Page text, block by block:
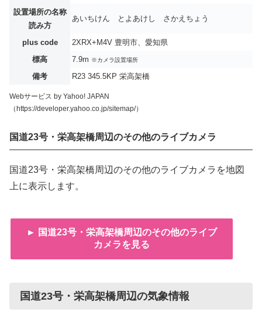
設置場所の名称
読み方
あいちけん とよあけし さかえちょう
plus code
2XRX+M4V 豊明市、愛知県
標高
7.9m ※カメラ設置場所
備考 R23 345.5KP 栄高架橋
Webサービス by Yahoo! JAPAN
（https://developer.yahoo.co.jp/sitemap/）
国道23号・栄高架橋周辺のその他のライブカメラ
国道23号・栄高架橋周辺のその他のライブカメラを地図
上に表示します。
► 国道23号・栄高架橋周辺のその他のライブ
カメラを見る
国道23号・栄高架橋周辺の気象情報